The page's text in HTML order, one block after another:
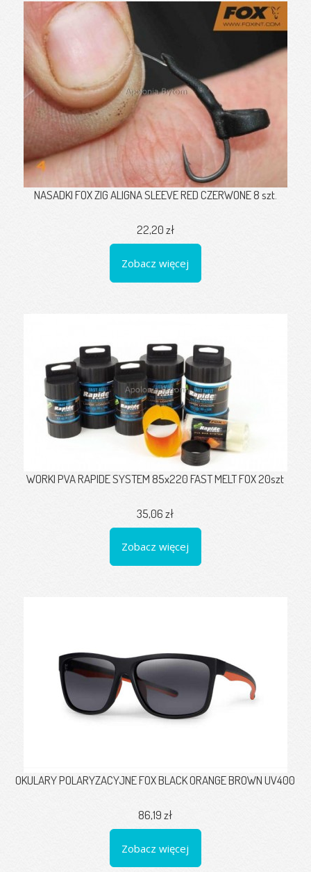
NASADKI FOX ZIG ALIGNA SLEEVE RED CZERWONE 8 szt.
22,20 zł
Zobacz więcej
WORKI PVA RAPIDE SYSTEM 85x220 FAST MELT FOX 20szt
35,06 zł
Zobacz więcej
OKULARY POLARYZACYJNE FOX BLACK ORANGE BROWN UV400
86,19 zł
Zobacz więcej